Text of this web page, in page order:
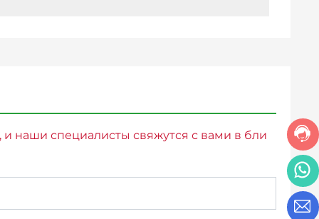
наши специалисты свяжутся с вами в бли